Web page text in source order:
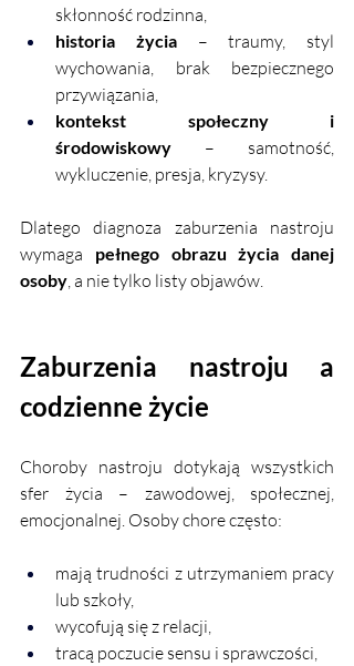
skłonność rodzinna,
historia życia – traumy, styl
wychowania, brak bezpiecznego
przywiązania,
kontekst społeczny i
środowiskowy – samotność,
wykluczenie, presja, kryzysy.
Dlatego diagnoza zaburzenia nastroju
wymaga pełnego obrazu życia danej
osoby , a nie tylko listy objawów.
Zaburzenia nastroju a
codzienne życie
Choroby nastroju dotykają wszystkich
sfer życia – zawodowej, społecznej,
emocjonalnej. Osoby chore często:
mają trudności z utrzymaniem pracy
lub szkoły,
wycofują się z relacji,
tracą poczucie sensu i sprawczości,